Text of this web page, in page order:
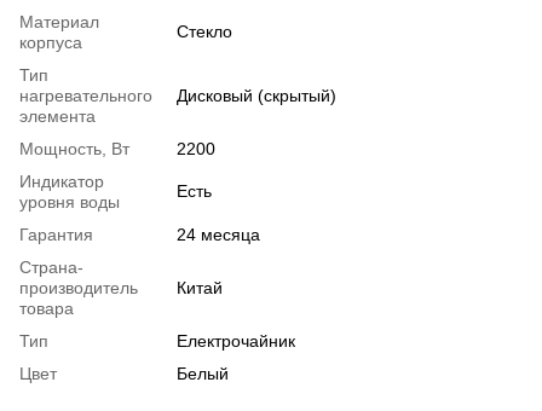
Материал
корпуса
Стекло
Тип
нагревательного
элемента
Дисковый (скрытый)
Мощность, Вт
2200
Индикатор
уровня воды
Есть
Гарантия
24 месяца
Страна-
производитель
товара
Китай
Тип
Електрочайник
Цвет
Белый